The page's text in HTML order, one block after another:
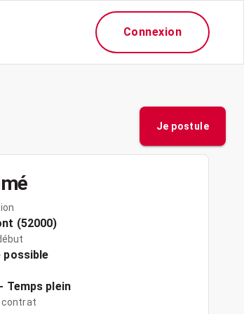
Connexion
Je postule
(52000)
possible
Temps plein
contrat